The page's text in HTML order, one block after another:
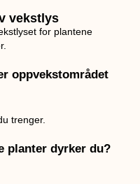
vekstlys
for plantene
oppvekstområdet
trenger.
planter dyrker du?